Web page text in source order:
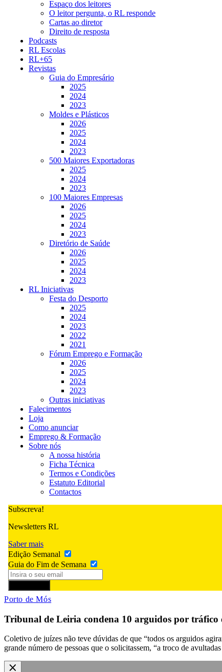
Espaço dos leitores
O leitor pergunta, o RL responde
Cartas ao diretor
Direito de resposta
Podcasts
RL Escolas
RL+65
Revistas
Guia do Empresário
2025
2024
2023
Moldes e Plásticos
2026
2025
2024
2023
500 Maiores Exportadoras
2025
2024
2023
100 Maiores Empresas
2026
2025
2024
2023
Diretório de Saúde
2026
2025
2024
2023
RL Iniciativas
Festa do Desporto
2025
2024
2023
2022
2021
Fórum Emprego e Formação
2026
2025
2024
2023
Outras iniciativas
Falecimentos
Loja
Como anunciar
Emprego & Formação
Sobre nós
A nossa história
Ficha Técnica
Termos e Condições
Estatuto Editorial
Contactos
Subscreva!
Newsletters RL
Saber mais
Edição Semanal
Guia do Fim de Semana
Porto de Mós
Tribunal de Leiria condena 10 arguidos por tráfico
Coletivo de juízes não teve dúvidas de que “todos os arguidos
grande número de pessoas que o solicitassem, “a troco de